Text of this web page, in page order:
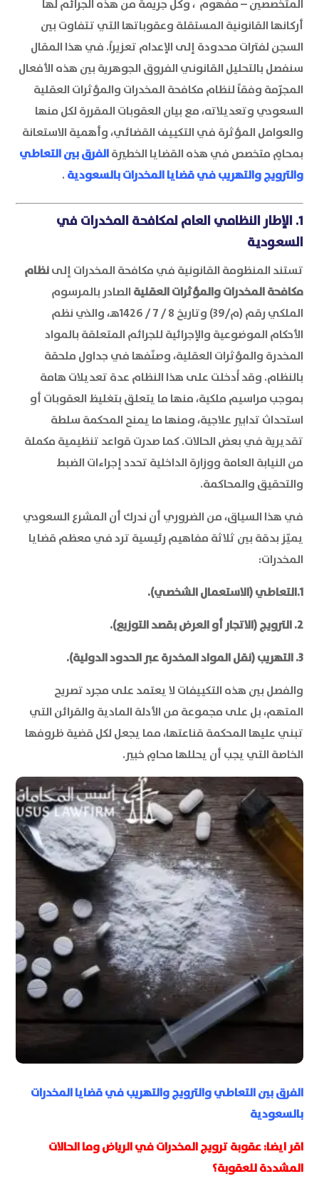
المتخصصين – مفهوم ، وكل جريمة من هذه الجرائم لها
أركانها القانونية المستقلة وعقوباتها التي تتفاوت بين
السجن لفترات محدودة إلى الإعدام تعزيراً. في هذا المقال
سنفصل بالتحليل القانوني الفروق الجوهرية بين هذه الأفعال
المجرّمة وفقاً لنظام مكافحة المخدرات والمؤثرات العقلية
السعودي وتعديلاته، مع بيان العقوبات المقررة لكل منها
والعوامل المؤثرة في التكييف القضائي، وأهمية الاستعانة
بمحامٍ متخصص في هذه القضايا الخطيرةالفرق بين التعاطي
والترويج والتهريب في قضايا المخدرات بالسعودية .
1. الإطار النظامي العام لمكافحة المخدرات في
السعودية
تستند المنظومة القانونية في مكافحة المخدرات إلىنظام
مكافحة المخدرات والمؤثرات العقلية الصادر بالمرسوم
الملكي رقم (م/39) وتاريخ 8 / 7 / 1426هـ، والذي نظم
الأحكام الموضوعية والإجرائية للجرائم المتعلقة بالمواد
المخدرة والمؤثرات العقلية، وصنّفها في جداول ملحقة
بالنظام. وقد أُدخلت على هذا النظام عدة تعديلات هامة
بموجب مراسيم ملكية، منها ما يتعلق بتغليظ العقوبات أو
استحداث تدابير علاجية، ومنها ما يمنح المحكمة سلطة
تقديرية في بعض الحالات. كما صدرت قواعد تنظيمية مكملة
من النيابة العامة ووزارة الداخلية تحدد إجراءات الضبط
والتحقيق والمحاكمة.
في هذا السياق، من الضروري أن ندرك أن المشرع السعودي
يميّز بدقة بين ثلاثة مفاهيم رئيسية ترد في معظم قضايا
المخدرات:
1.التعاطي (الاستعمال الشخصي).
2. الترويج (الاتجار أو العرض بقصد التوزيع).
3. التهريب (نقل المواد المخدرة عبر الحدود الدولية).
والفصل بين هذه التكييفات لا يعتمد على مجرد تصريح
المتهم، بل على مجموعة من الأدلة المادية والقرائن التي
تبني عليها المحكمة قناعتها، مما يجعل لكل قضية ظروفها
الخاصة التي يجب أن يحللها محامٍ خبير.
الفرق بين التعاطي والترويج والتهريب في قضايا المخدرات
بالسعودية
اقر ايضا:عقوبة ترويج المخدرات في الرياض وما الحالات
المشددة للعقوبة؟